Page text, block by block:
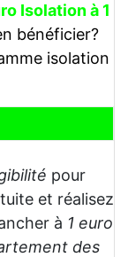
Isolation à 1
bénéficier?
isolation
pour
et réalisez
à 1 euro
des